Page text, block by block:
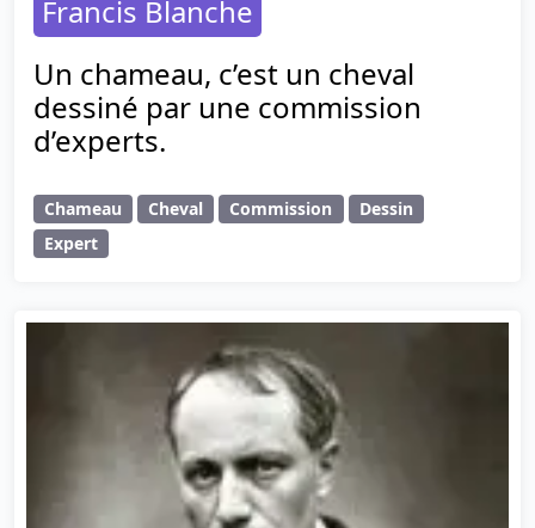
Francis Blanche
Un chameau, c’est un cheval
dessiné par une commission
d’experts.
Chameau Cheval Commission
Dessin
Expert